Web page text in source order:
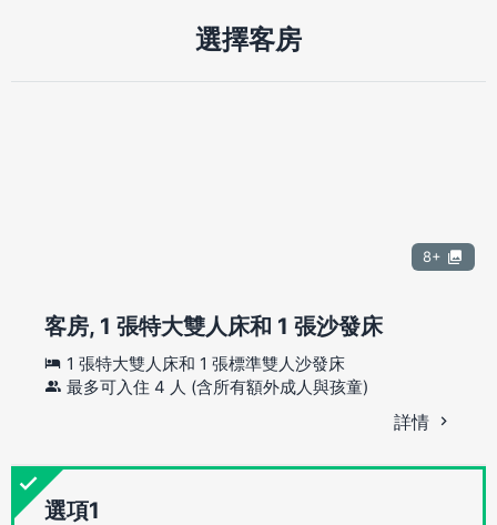
選擇客房
8+
客房, 1 張特大雙人床和 1 張沙發床
1 張特大雙人床和 1 張標準雙人沙發床
最多可入住 4 人 (含所有額外成人與孩童)
詳情
選項